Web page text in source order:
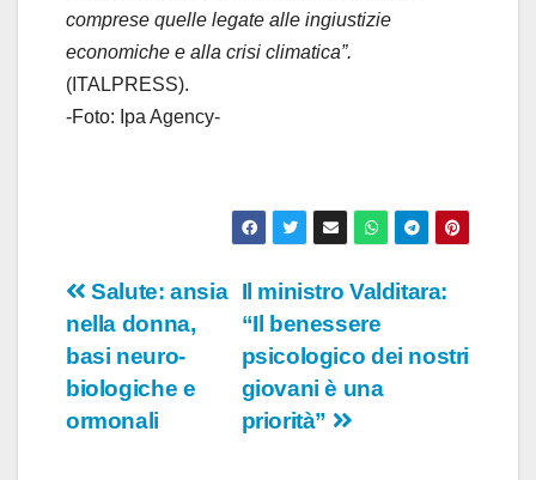
comprese quelle legate alle ingiustizie
economiche e alla crisi climatica”.
(ITALPRESS).
-Foto: Ipa Agency-
Navigazione
articoli
Il ministro Valditara:
“Il benessere
psicologico dei nostri
giovani è una
priorità”
Salute: ansia
nella donna,
basi neuro-
biologiche e
ormonali